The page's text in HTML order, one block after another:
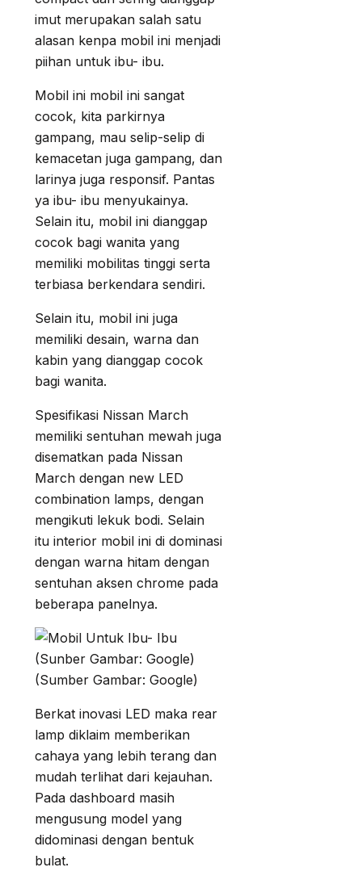
imut merupakan salah satu
alasan kenpa mobil ini menjadi
piihan untuk ibu- ibu.
Mobil ini mobil ini sangat
cocok, kita parkirnya
gampang, mau selip-selip di
kemacetan juga gampang, dan
larinya juga responsif. Pantas
ya ibu- ibu menyukainya.
Selain itu, mobil ini dianggap
cocok bagi wanita yang
memiliki mobilitas tinggi serta
terbiasa berkendara sendiri.
Selain itu, mobil ini juga
memiliki desain, warna dan
kabin yang dianggap cocok
bagi wanita.
Spesifikasi Nissan March
memiliki sentuhan mewah juga
disematkan pada Nissan
March dengan new LED
combination lamps, dengan
mengikuti lekuk bodi. Selain
itu interior mobil ini di dominasi
dengan warna hitam dengan
sentuhan aksen chrome pada
beberapa panelnya.
(Sumber Gambar: Google)
Berkat inovasi LED maka rear
lamp diklaim memberikan
cahaya yang lebih terang dan
mudah terlihat dari kejauhan.
Pada dashboard masih
mengusung model yang
didominasi dengan bentuk
bulat.